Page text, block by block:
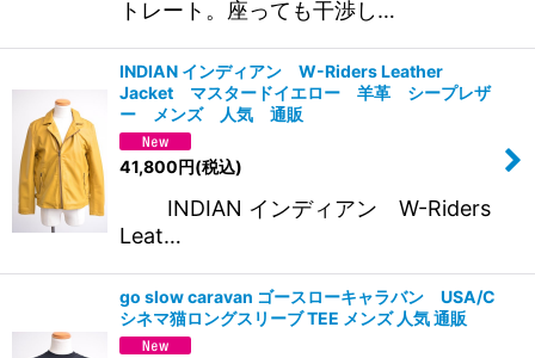
トレート。座っても干渉し…
INDIAN インディアン W-Riders Leather
Jacket マスタードイエロー 羊革 シープレザ
ー メンズ 人気 通販
41,800円(税込)
INDIAN インディアン W-Riders
Leat…
go slow caravan ゴースローキャラバン USA/C
シネマ猫ロングスリーブ TEE メンズ 人気 通販